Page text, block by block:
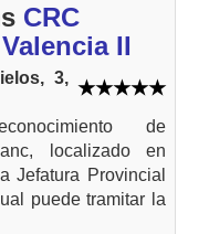
CRC
II
3,
de
localizado en
Jefatura Provincial
puede tramitar la